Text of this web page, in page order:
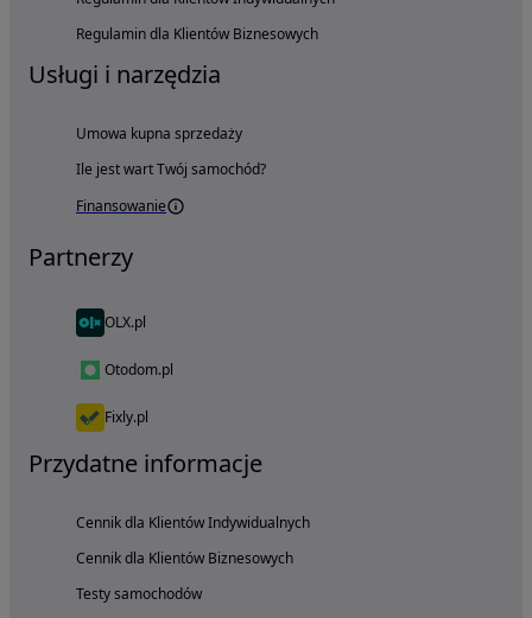
Regulamin dla Klientów Biznesowych
Usługi i narzędzia
Umowa kupna sprzedaży
Ile jest wart Twój samochód?
Finansowanie
Partnerzy
OLX.pl
Otodom.pl
Fixly.pl
Przydatne informacje
Cennik dla Klientów Indywidualnych
Cennik dla Klientów Biznesowych
Testy samochodów